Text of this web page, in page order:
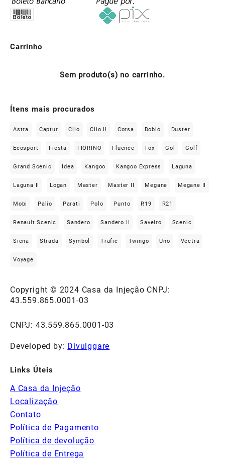
Carrinho
Sem produto(s) no carrinho.
Ítens mais procurados
Astra Captur Clio Clio II Corsa Doblo Duster
Ecosport Fiesta FIORINO Fluence Fox Gol Golf
Grand Scenic Idea Kangoo Kangoo Express Laguna
Laguna II Logan Master Master II Megane Megane II
Mobi Palio Parati Polo Punto R19 R21
Renault Scenic Sandero Sandero II Saveiro Scenic
Siena Strada Symbol Trafic Twingo Uno Vectra
Voyage
Copyright © 2024 Casa da Injeção CNPJ:
43.559.865.0001-03
CNPJ: 43.559.865.0001-03
Developed by: Divulggare
Links Úteis
A Casa da Injeção
Localização
Contato
Política de Pagamento
Política de devolução
Política de Entrega